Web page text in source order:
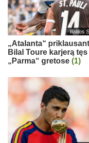
Italijos
„Atalanta“
Bilal Toure karjerą tęs
„Parma“ gretose (1)